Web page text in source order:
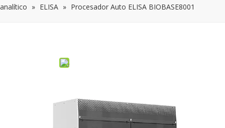
una
analítico » ELISA » Procesador Auto ELISA BIOBASE8001
El procesador Auto ELISA BIOBASE8001 es un equipo de
detección totalmente automático que integra la adición de